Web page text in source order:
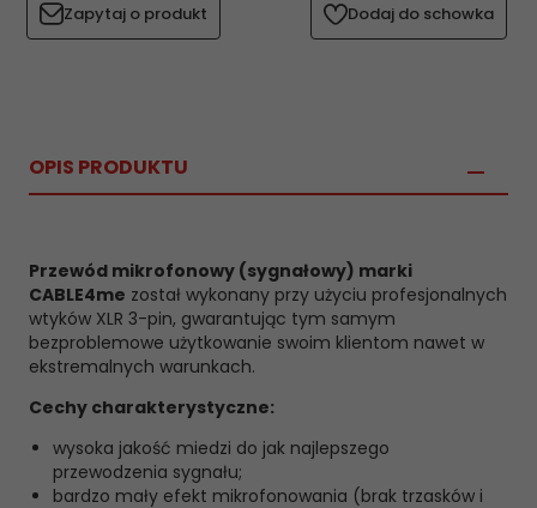
Zapytaj o produkt Dodaj do schowka
OPIS PRODUKTU
Przewód mikrofonowy (sygnałowy) marki
CABLE4me został wykonany przy użyciu profesjonalnych
wtyków XLR 3-pin, gwarantując tym samym
bezproblemowe użytkowanie swoim klientom nawet w
ekstremalnych warunkach.
Cechy charakterystyczne:
wysoka jakość miedzi do jak najlepszego
przewodzenia sygnału;
bardzo mały efekt mikrofonowania (brak trzasków i